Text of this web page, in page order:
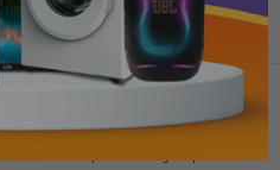
y promociones